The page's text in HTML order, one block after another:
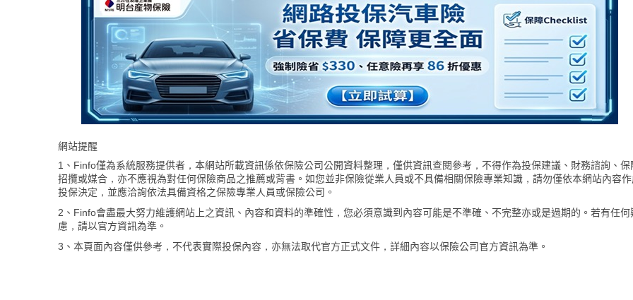
網站提醒
1、Finfo僅為系統服務提供者，本網站所載資訊係依保險公司公開資料整理，僅供資訊查閱參考，不得作為投保建議、財務諮詢、保
招攬或媒合，亦不應視為對任何保險商品之推薦或背書。如您並非保險從業人員或不具備相關保險專業知識，請勿僅依本網站內容
投保決定，並應洽詢依法具備資格之保險專業人員或保險公司。
2、Finfo會盡最大努力維護網站上之資訊、內容和資料的準確性，您必須意識到內容可能是不準確、不完整亦或是過期的。若有任何
慮，請以官方資訊為準。
3、本頁面內容僅供參考，不代表實際投保內容，亦無法取代官方正式文件，詳細內容以保險公司官方資訊為準。